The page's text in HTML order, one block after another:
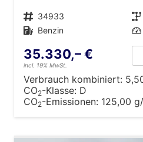
Fahrzeugnr. 34933 Getriebe
Kraftstoff Benzin Leistung
35.330,– €
incl. 19% MwSt.
Verbrauch kombiniert:
CO2-Klasse: D
CO2-Emissionen: 125,00